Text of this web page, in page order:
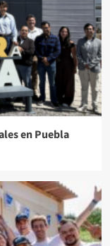
en Puebla